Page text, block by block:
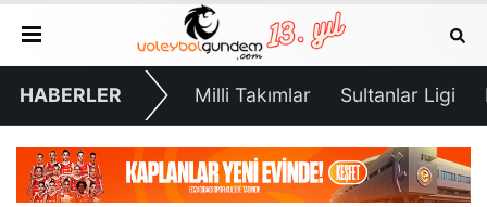
HABERLER Milli Takımlar Sultanlar Ligi